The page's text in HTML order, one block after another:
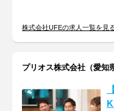
株式会社UFEの求人一覧を見
プリオス株式会社（愛知